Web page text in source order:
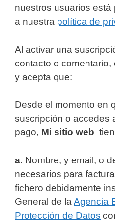
nuestros usuarios está
a nuestra política de
Al activar una
contacto o comentario,
y acepta que:
Desde el momento en
suscripción o accedes
pago, Mi sitio web
a: Nombre, y email, o
necesarios para
fichero debidamente
General de la Agencia
Protección de Datos